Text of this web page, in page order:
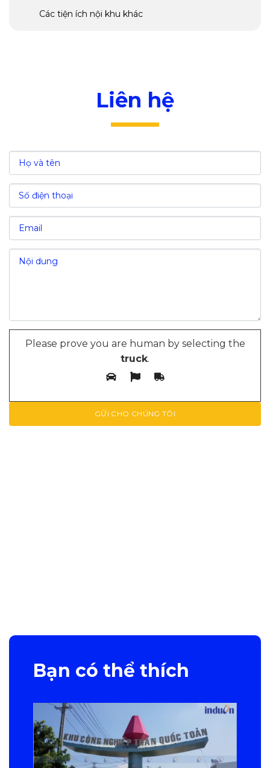
Các tiện ích nội khu khác
Ưu đãi về thuế thu nhập doanh nghiệp
Ưu đãi về thuế nhập khẩu:
VI. Các chi phí đầu tư tại khu công nghiệp Sa
Đéc - Đồng Tháp
VII. Giá trị kinh tế của khu công nghiệp Sa Đéc
- Đồng Tháp
Liên hệ
Please prove you are human by selecting the
truck.
Bạn có thể thích